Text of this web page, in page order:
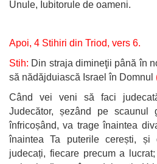
Unule, Iubitorule de oameni.
Apoi, 4 Stihiri din Triod, vers 6.
Stih: Din straja dimineţii până în
să nădăjduiască Israel în Domnul
Când vei veni să faci
Judecător, șezând pe
înfricoșând, va trage înaintea
înaintea Ta puterile cerești,
judecați, fiecare precum a